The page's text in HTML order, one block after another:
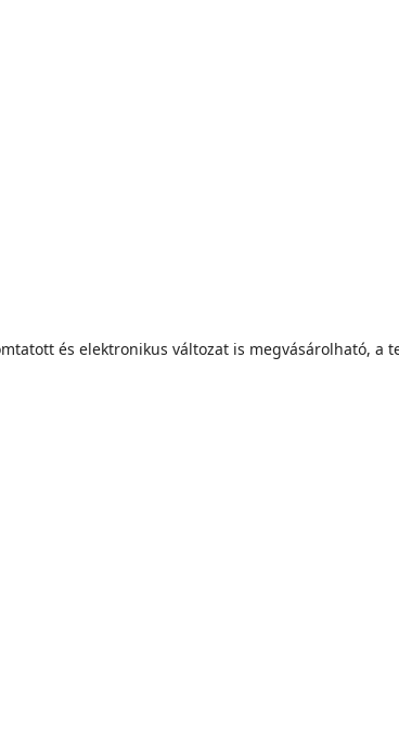
és elektronikus változat is megvásárolható, a